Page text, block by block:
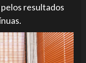
resultados